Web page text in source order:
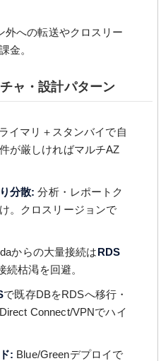
外への転送やクロスリー
金。
ャ・設計パターン
イマリ＋スタンバイで自
が厳しければマルチAZ
分散: 分析・レポートク
。クロスリージョンで
からの大量接続はRDS
続枯渇を回避。
で既存DBをRDSへ移行・
Connect/VPNでハイ
: Blue/Greenデプロイで